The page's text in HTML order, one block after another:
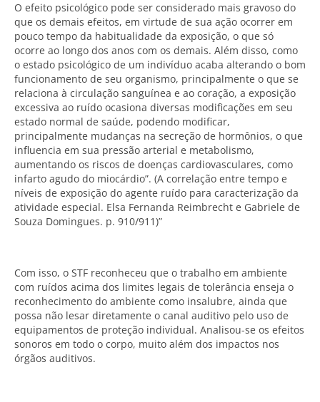
O efeito psicológico pode ser considerado mais gravoso do
que os demais efeitos, em virtude de sua ação ocorrer em
pouco tempo da habitualidade da exposição, o que só
ocorre ao longo dos anos com os demais. Além disso, como
o estado psicológico de um indivíduo acaba alterando o bom
funcionamento de seu organismo, principalmente o que se
relaciona à circulação sanguínea e ao coração, a exposição
excessiva ao ruído ocasiona diversas modificações em seu
estado normal de saúde, podendo modificar,
principalmente mudanças na secreção de hormônios, o que
influencia em sua pressão arterial e metabolismo,
aumentando os riscos de doenças cardiovasculares, como
infarto agudo do miocárdio”. (A correlação entre tempo e
níveis de exposição do agente ruído para caracterização da
atividade especial. Elsa Fernanda Reimbrecht e Gabriele de
Souza Domingues. p. 910/911)”
Com isso, o STF reconheceu que o trabalho em ambiente
com ruídos acima dos limites legais de tolerância enseja o
reconhecimento do ambiente como insalubre, ainda que
possa não lesar diretamente o canal auditivo pelo uso de
equipamentos de proteção individual. Analisou-se os efeitos
sonoros em todo o corpo, muito além dos impactos nos
órgãos auditivos.